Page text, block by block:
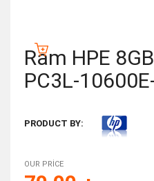
Ram HPE
PC3L-
PRODUCT BY:
OUR PRICE